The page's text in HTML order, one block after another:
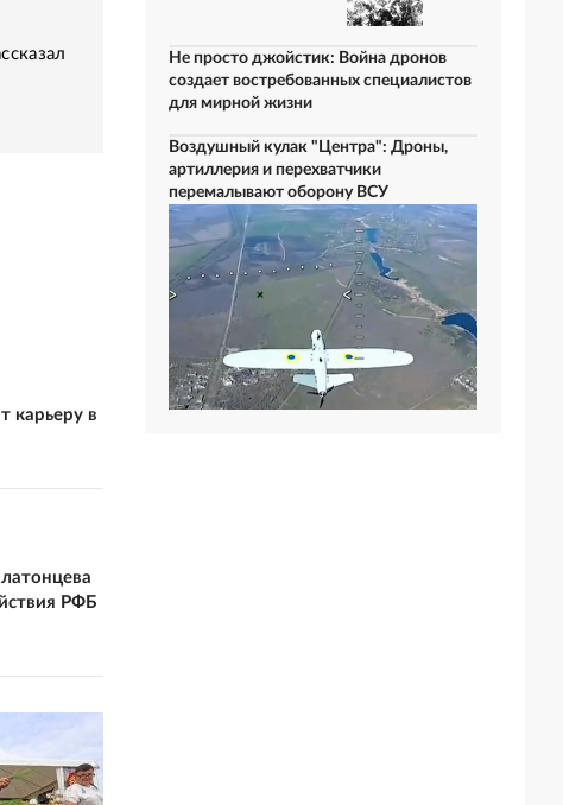
карьеру в
РФБ
Не просто джойстик: Война дронов
создает востребованных специалистов
для мирной жизни
Воздушный кулак "Центра": Дроны,
артиллерия и перехватчики
перемалывают оборону ВСУ